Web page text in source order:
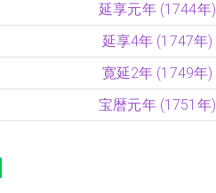
延享元年 (1744年)
延享4年 (1747年)
寛延2年 (1749年)
宝暦元年 (1751年)